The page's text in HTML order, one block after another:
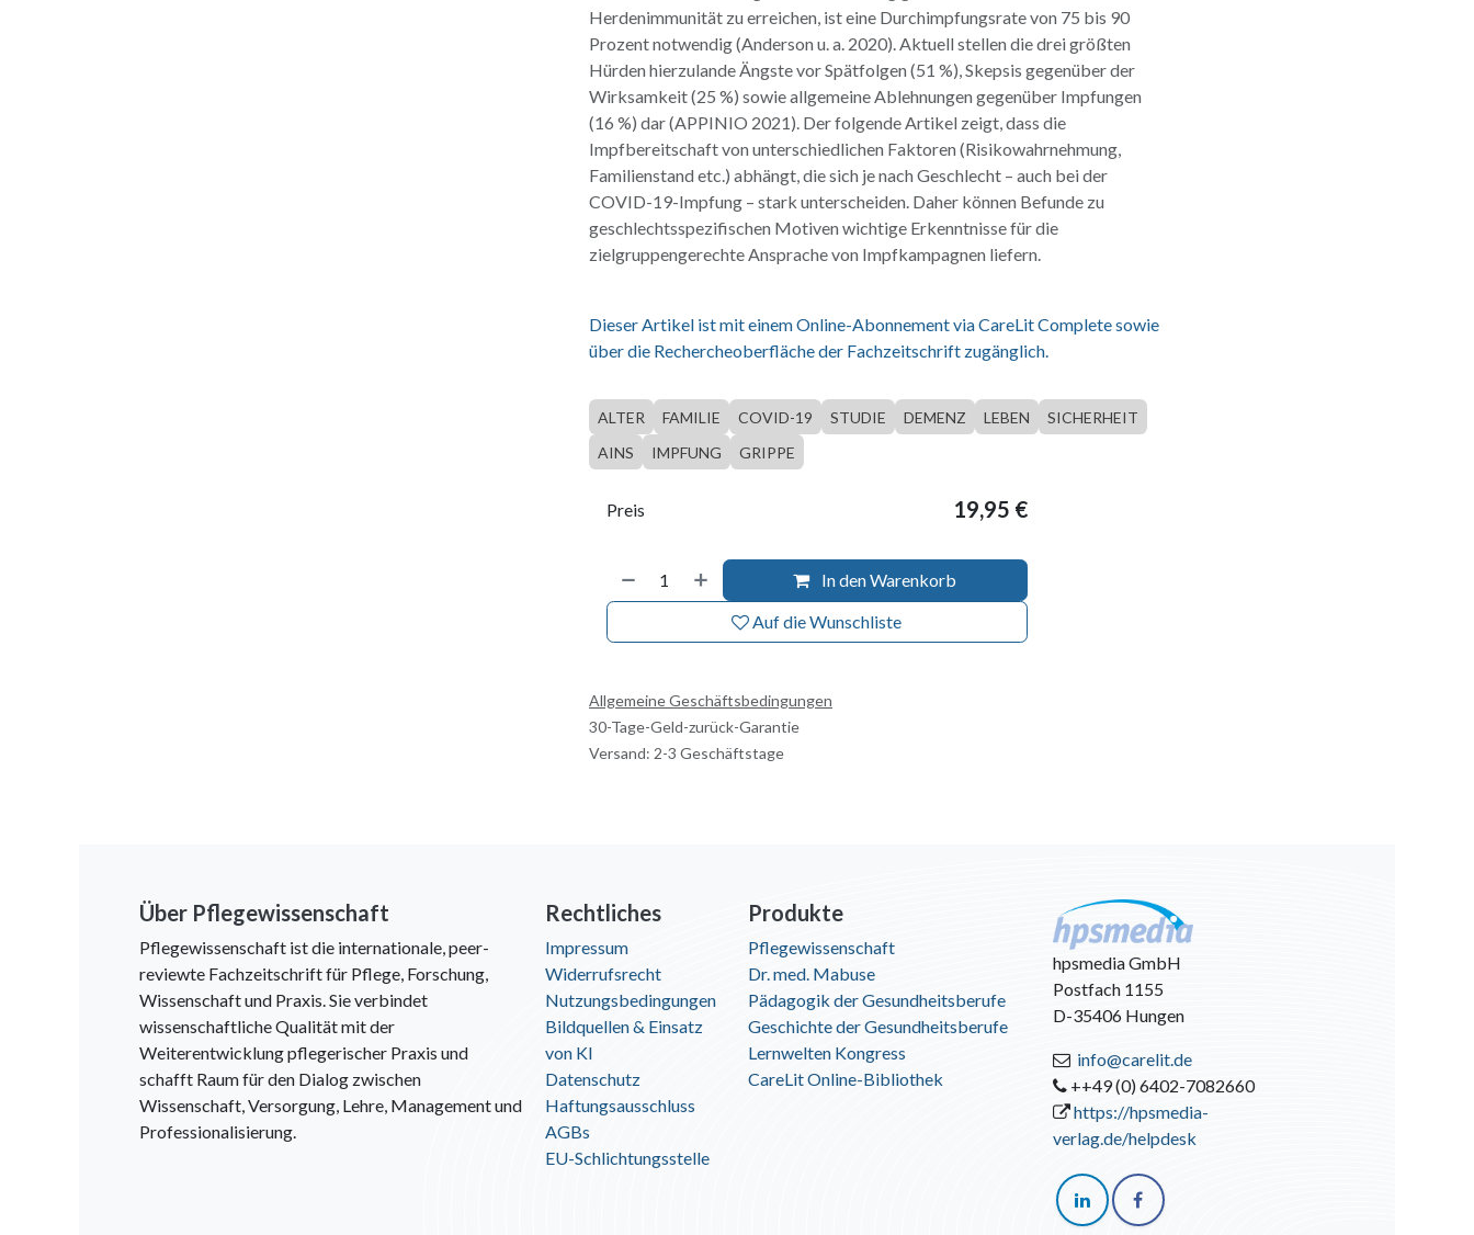
Herdenimmunität zu erreichen, ist eine Durchimpfungsrate von 75 bis 90
Prozent notwendig (Anderson u. a. 2020). Aktuell stellen die drei größten
Hürden hierzulande Ängste vor Spätfolgen (51 %), Skepsis gegenüber der
Wirksamkeit (25 %) sowie allgemeine Ablehnungen gegenüber Impfungen
(16 %) dar (APPINIO 2021). Der folgende Artikel zeigt, dass die
Impfbereitschaft von unterschiedlichen Faktoren (Risikowahrnehmung,
Familienstand etc.) abhängt, die sich je nach Geschlecht – auch bei der
COVID-19-Impfung – stark unterscheiden. Daher können Befunde zu
geschlechtsspezifischen Motiven wichtige Erkenntnisse für die
zielgruppengerechte Ansprache von Impfkampagnen liefern.
Dieser Artikel ist mit einem Online-Abonnement via CareLit Complete sowie
über die Rechercheoberfläche der Fachzeitschrift zugänglich.
ALTER FAMILIE COVID-19 STUDIE DEMENZ LEBEN
SICHERHEIT
AINS
IMPFUNG GRIPPE
In den Warenkorb
Auf die Wunschliste
Preis 19,95 €
Allgemeine Geschäftsbedingungen
30-Tage-Geld-zurück-Garantie
Versand: 2-3 Geschäftstage
Über Pflegewissenschaft
Pflegewissenschaft ist die internationale, peer-
reviewte Fachzeitschrift für Pflege, Forschung,
Wissenschaft und Praxis. Sie verbindet
wissenschaftliche Qualität mit der
Weiterentwicklung pflegerischer Praxis und
schafft Raum für den Dialog zwischen
Wissenschaft, Versorgung, Lehre, Management und
Professionalisierung.
Rechtliches
Impressum
Widerrufsrecht
Nutzungsbedingungen
Bildquellen & Einsatz
von KI
Datenschutz
Haftungsausschluss
AGBs
EU-Schlichtungsstelle
Produkte
Pflegewissenschaft
Dr. med. Mabuse
Pädagogik der Gesundheitsberufe
Geschichte der Gesundheitsberufe
Lernwelten Kongress
CareLit Online-Bibliothek
hpsmedia GmbH
Postfach 1155
D-35406 Hungen
info@carelit.de
++49 (0) 6402-7082660
https://hpsmedia-
verlag.de/helpdesk